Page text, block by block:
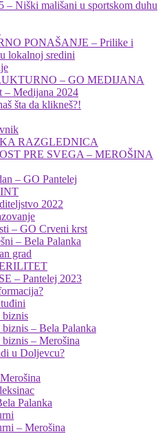
– Niški mališani u sportskom duhu
PONAŠANJE – Prilike i
lokalnoj sredini
– GO MEDIJANA
– Medijana 2024
šta da klikneš?!
RAZGLEDNICA
PRE SVEGA – MEROŠINA
– GO Pantelej
2022
– GO Crveni krst
– Bela Palanka
grad
– Pantelej 2023
biznis
– Bela Palanka
– Merošina
u Doljevcu?
Palanka
– Merošina